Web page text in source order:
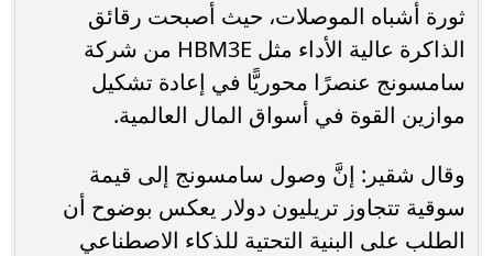
ثورة أشباه الموصلات، حيث أصبحت رقائق
الذاكرة عالية الأداء مثل HBM3E من شركة
سامسونج عنصرًا محوريًّا في إعادة تشكيل
موازين القوة في أسواق المال العالمية.
وقال شقير: إنَّ وصول سامسونج إلى قيمة
سوقية تتجاوز تريليون دولار يعكس بوضوح أن
الطلب على البنية التحتية للذكاء الاصطناعي